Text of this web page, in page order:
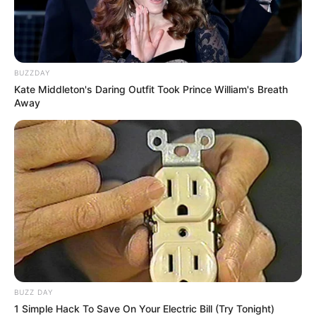
mindez valóban csak egy politikai termék, egy
cukormáz, ami csupán két célt szolgál, a
hatalomgyár működésének elfedését és az irdatlan
mértékű vagyonok megszerzését.
BUZZDAY
Kate Middleton's Daring Outfit Took Prince William's Breath
Away
BUZZ DAY
1 Simple Hack To Save On Your Electric Bill (Try Tonight)